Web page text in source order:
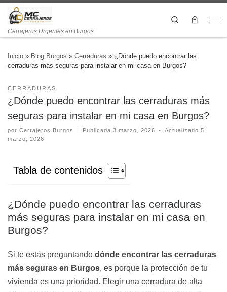
Cerrajeros Urgentes en Burgos
Search
Inicio » Blog Burgos » Cerraduras » ¿Dónde puedo encontrar las
cerraduras más seguras para instalar en mi casa en Burgos?
CERRADURAS
¿Dónde puedo encontrar las cerraduras más
seguras para instalar en mi casa en Burgos?
por Cerrajeros Burgos | Publicada3 marzo, 2026 - Actualizado5
marzo, 2026
Tabla de contenidos
¿Dónde puedo encontrar las cerraduras
más seguras para instalar en mi casa en
Burgos?
Si te estás preguntando dónde encontrar las cerraduras
más seguras en Burgos, es porque la protección de tu
vivienda es una prioridad. Elegir una cerradura de alta